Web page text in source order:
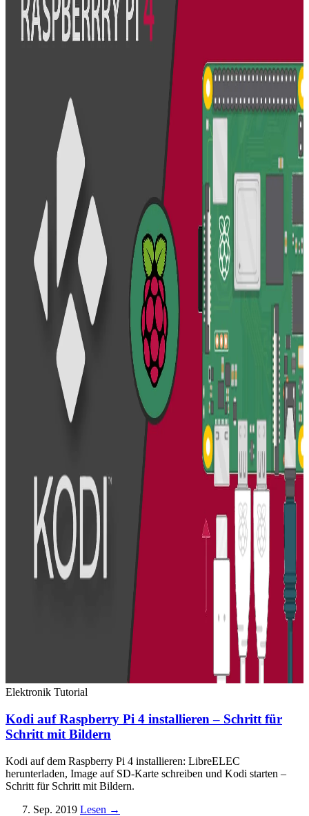
Elektronik Tutorial
Kodi auf Raspberry Pi 4 installieren – Schritt für
Schritt mit Bildern
Kodi auf dem Raspberry Pi 4 installieren: LibreELEC
herunterladen, Image auf SD-Karte schreiben und Kodi starten –
Schritt für Schritt mit Bildern.
7. Sep. 2019 Lesen →